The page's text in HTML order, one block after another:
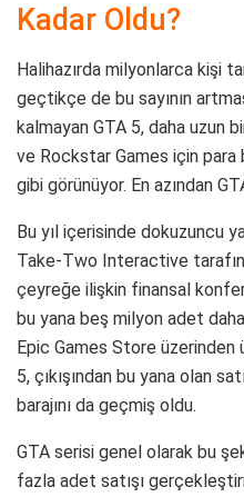
Kadar Oldu?
Halihazırda milyonlarca kişi
geçtikçe de bu sayının
kalmayan GTA 5, daha uzun
ve Rockstar Games için
gibi görünüyor. En azından
Bu yıl içerisinde dokuzuncu
Take-Two Interactive
çeyreğe ilişkin finansal
bu yana beş milyon adet
Epic Games Store üzerinden
5, çıkışından bu yana olan
barajını da geçmiş oldu.
GTA serisi genel olarak bu
fazla adet satışı